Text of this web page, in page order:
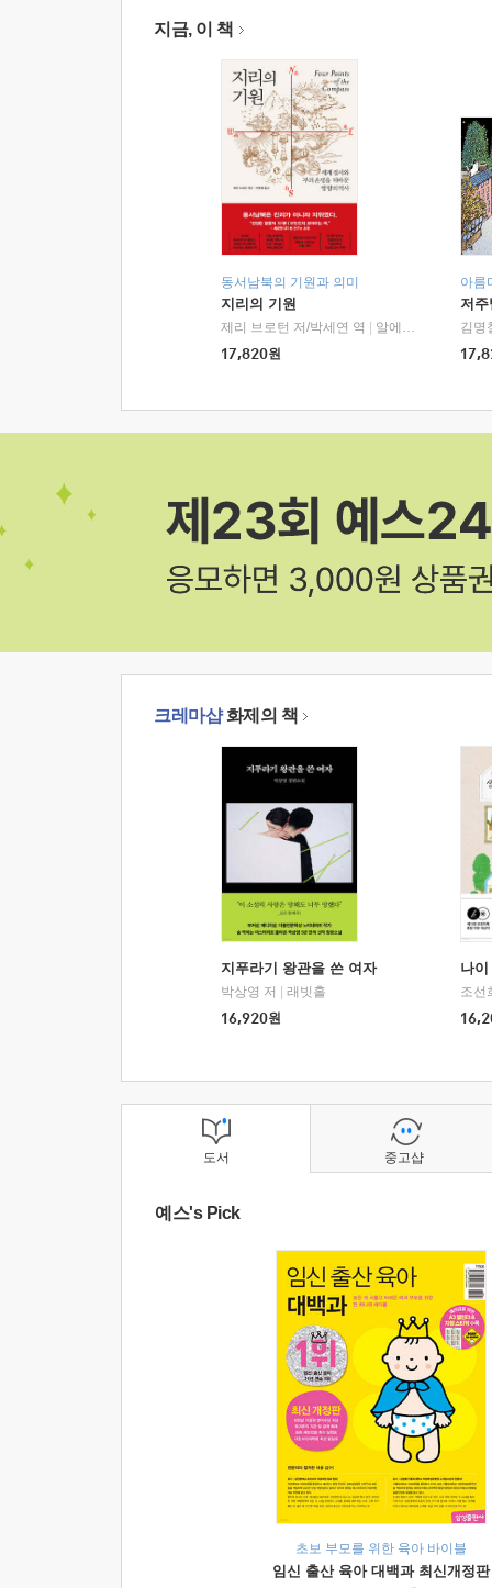
지금, 이 책
동서남북의 기원과 의미
지리의 기원
제리 브로턴 저/박세연 역
알에이치코리아(RHK)
17,820원
아름
저
김명
크레마샵화제의 책
지푸라기 왕관을 쓴 여자
박상영 저
래빗홀
16,920원
나
조선
도서
예스's Pick
초보 부모를 위한 육아 바이블
임신 출산 육아 대백과 최신개정판
중고샵